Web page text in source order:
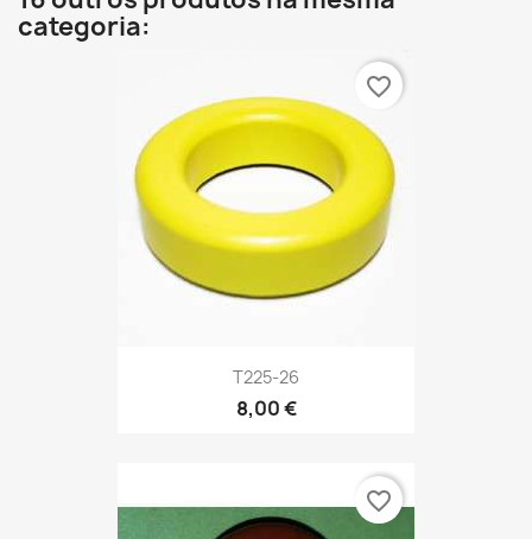
categoria:
T225-26
8,00 €
favorite_border
favorite_border